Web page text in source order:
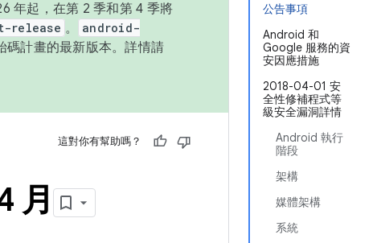
公告事項
Android 和
Google 服務的資
安因應措施
2018-04-01 安
全性修補程式等
級安全漏洞詳情
Android 執行
階段
架構
媒體架構
系統
年起，在第 2 季和第 4 季將
release 。
android-
碼計畫的最新版本。詳情請
這對你有幫助嗎？
月